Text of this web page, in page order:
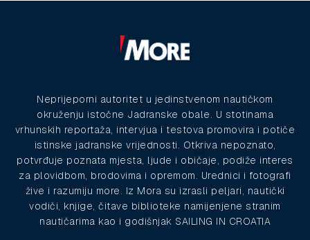
Neprijeporni autoritet u jedinstvenom nautičkom
okruženju istočne Jadranske obale. U stotinama
vrhunskih reportaža, intervjua i testova promovira i potiče
istinske jadranske vrijednosti. Otkriva nepoznato,
potvrđuje poznata mjesta, ljude i običaje, podiže interes
za plovidbom, brodovima i opremom. Urednici i fotografi
žive i razumiju more. Iz Mora su izrasli peljari, nautički
vodiči, knjige, čitave biblioteke namijenjene stranim
nautičarima kao i godišnjak SAILING IN CROATIA